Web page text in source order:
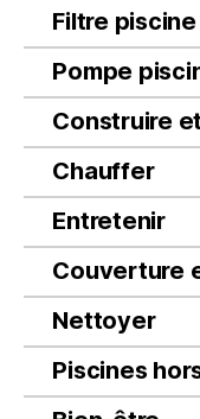
Filtre
Pompe
Construire
Chauffer
Entretenir
Couverture
Nettoyer
Piscines